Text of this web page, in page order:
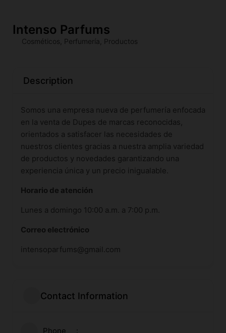
Intenso Parfums
Cosméticos Perfumería Productos
Description
Somos una empresa nueva de perfumería enfocada
en la venta de Dupes de marcas reconocidas,
orientados a satisfacer las necesidades de
nuestros clientes gracias a nuestra amplia variedad
de productos y novedades garantizando una
experiencia única y un precio inigualable.
Horario de atención
Lunes a domingo 10:00 a.m. a 7:00 p.m.
Correo electrónico
intensoparfums@gmail.com
Contact Information
Phone